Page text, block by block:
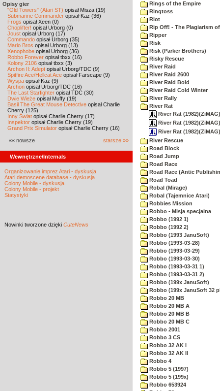
Opisy gier
"Old Towers" (Atari ST) opisał Misza (19)
Submarine Commander opisał Kaz (36)
Frogs opisał Xeen (0)
Choplifter! opisał Urborg (0)
Joust opisał Urborg (17)
Commando opisał Urborg (35)
Mario Bros opisał Urborg (13)
Xenophobe opisał Urborg (36)
Robbo Forever opisał tbxx (16)
Kolony 2106 opisał tbxx (3)
Archon II: Adept opisał Urborg/TDC (9)
Spitfire Ace/Hellcat Ace opisał Farscape (9)
Wyspa opisał Kaz (9)
Archon opisał Urborg/TDC (16)
The Last Starfighter opisał TDC (30)
Dwie Wieże opisał Muffy (19)
Basil The Great Mouse Detective opisał Charlie
Cherry (125)
Inny Świat opisał Charlie Cherry (17)
Inspektor opisał Charlie Cherry (19)
Grand Prix Simulator opisał Charlie Cherry (16)
«« nowsze starsze »»
Wewnętrzne/Internals
Organizowanie imprez Atari - dyskusja
Atari demoscene database - dyskusja
Colony Mobile - dyskusja
Colony Mobile - projekt
Statystyki
Nowinki tworzone dzięki CuteNews
Rings of the Empire
Ringtoss
Riot
Rip Off! - The Plagiarism of
Ripper
Risk
Risk (Parker Brothers)
Risky Rescue
River Raid
River Raid 2600
River Raid Bold
River Raid Cold Winter
River Rally
River Rat
River Rat
River Rat
River Rat
River Rescue
Road Block
Road Jump
Road Race
Road Race (Antic
Road Toad
Robal (Mirage)
Robal (Tajemnice Atari)
Robbies Mission
Robbo - Misja specjalna
Robbo (1992 1)
Robbo (1992 2)
Robbo (1993 JanuSoft)
Robbo (1993-03-28)
Robbo (1993-03-29)
Robbo (1993-03-30)
Robbo (1993-03-31 1)
Robbo (1993-03-31 2)
Robbo (199x JanuSoft)
Robbo (199x JanuSoft 32
Robbo 20 MB
Robbo 20 MB A
Robbo 20 MB B
Robbo 20 MB C
Robbo 2001
Robbo 3 CS
Robbo 32 AK I
Robbo 32 AK II
Robbo 4
Robbo 5 (1997)
Robbo 5 (199x)
Robbo 653924